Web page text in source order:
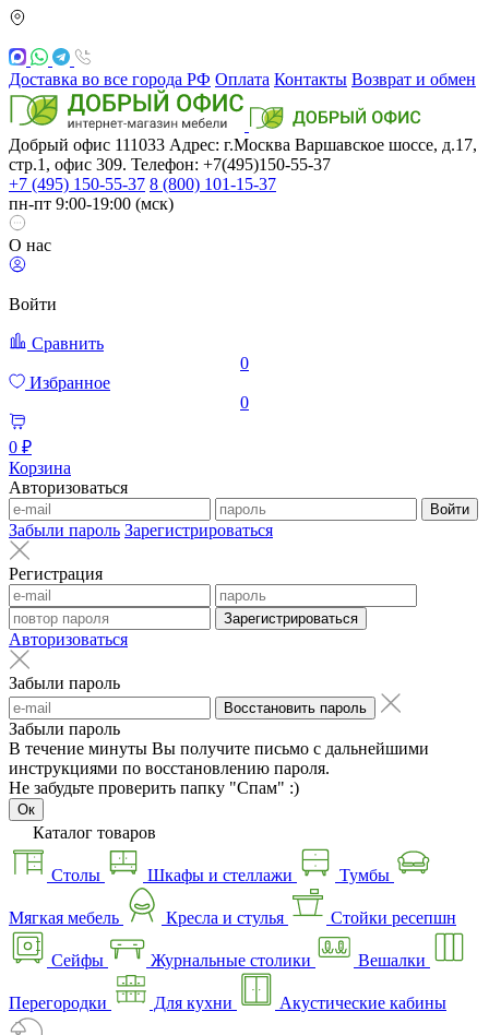
Доставка во все города РФ Оплата Контакты Возврат и обмен
Добрый офис 111033 Адрес: г.Москва Варшавское шоссе, д.17,
стр.1, офис 309. Телефон: +7(495)150-55-37
+7 (495) 150-55-37 8 (800) 101-15-37
пн-пт 9:00-19:00 (мск)
О нас
Войти
Сравнить
0
Избранное
0
0 ₽
Корзина
Авторизоваться
Войти
Забыли пароль Зарегистрироваться
Регистрация
Зарегистрироваться
Авторизоваться
Забыли пароль
Восстановить пароль
Забыли пароль
В течение минуты Вы получите письмо с дальнейшими
инструкциями по восстановлению пароля.
Не забудьте проверить папку "Спам" :)
Ок
Каталог товаров
Столы Шкафы и стеллажи Тумбы
Мягкая мебель Кресла и стулья Стойки ресепшн
Сейфы Журнальные столики Вешалки
Перегородки Для кухни Акустические кабины